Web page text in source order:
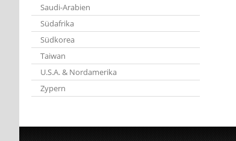
Saudi-Arabien
Südafrika
Südkorea
Taiwan
U.S.A. & Nordamerika
Zypern